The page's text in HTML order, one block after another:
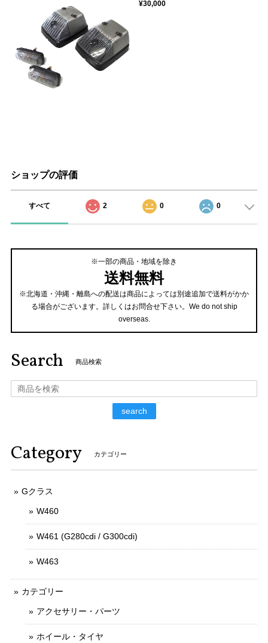
¥30,000
ショップの評価
すべて 2 0 0
※一部の商品・地域を除き
送料無料
※北海道・沖縄・離島への配送は商品によっては別途追加で送料がかか
る場合がございます。詳しくはお問合せ下さい。We do not ship
overseas.
Search 商品検索
search
Category カテゴリー
Gクラス
W460
W461 (G280cdi / G300cdi)
W463
カテゴリー
アクセサリー・パーツ
ホイール・タイヤ